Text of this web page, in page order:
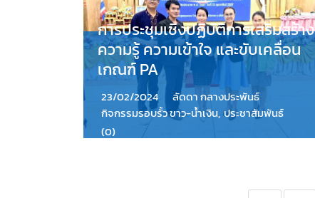
การประชุมเชิงปฏิบัติการเสริมสร้าง
ความรู้ ความเข้าใจ และขับเคลื่อน
เกณฑ์ PA
23/02/2024
ลัดดา กลางประพันธ์
กิจกรรมรอบรั้ว ขาว-น้ำเงิน, ประชาสัมพันธ์
(0)